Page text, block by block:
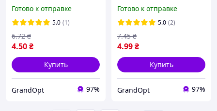
(LR621)
Готово к отправке
5.0 (1)
4.50₴
6.72 ₴
Купить
GrandOpt 97%
(LR626)
Готово к отправке
5.0 (2)
4.99₴
7.45 ₴
Купить
GrandOpt 97%